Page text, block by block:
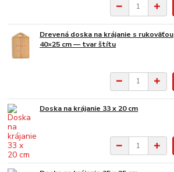
Drevená doska na krájanie s rukoväťou
40×25 cm — tvar štítu
Doska na krájanie 33 x 20 cm